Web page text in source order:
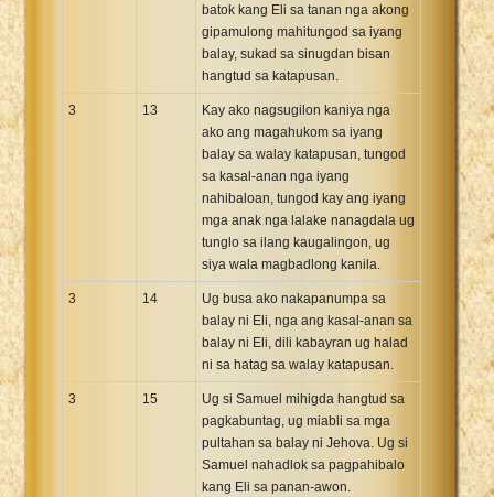
batok kang Eli sa tanan nga akong
gipamulong mahitungod sa iyang
balay, sukad sa sinugdan bisan
hangtud sa katapusan.
3 13
Kay ako nagsugilon kaniya nga
ako ang magahukom sa iyang
balay sa walay katapusan, tungod
sa kasal-anan nga iyang
nahibaloan, tungod kay ang iyang
mga anak nga lalake nanagdala ug
tunglo sa ilang kaugalingon, ug
siya wala magbadlong kanila.
3 14
Ug busa ako nakapanumpa sa
balay ni Eli, nga ang kasal-anan sa
balay ni Eli, dili kabayran ug halad
ni sa hatag sa walay katapusan.
3 15
Ug si Samuel mihigda hangtud sa
pagkabuntag, ug miabli sa mga
pultahan sa balay ni Jehova. Ug si
Samuel nahadlok sa pagpahibalo
kang Eli sa panan-awon.